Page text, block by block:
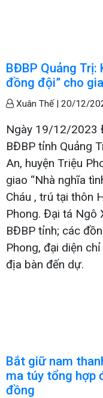
BĐBP Quảng Trị:
đồng đội” cho
Xuân Thế | 20/12/
Ngày 19/12/2023
BĐBP tỉnh Quảng
An, huyện Triệu
giao “Nhà nghĩa
Cháu , trú tại thôn
Phong. Đại tá Ngô
BĐBP tỉnh; các
Phong, đại diện
địa bàn đến dự.
Bắt giữ nam
ma túy tổng hợp
đồng